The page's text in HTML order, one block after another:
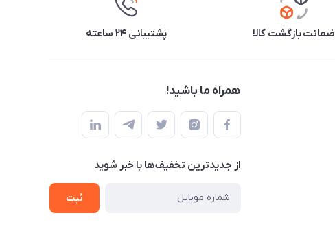
ضمانت بازگشت کالا پشتیبانی ۲۴ ساعته
همراه ما باشید!
از جدید‌ترین تخفیف‌ها با‌ خبر شوید
ثبت